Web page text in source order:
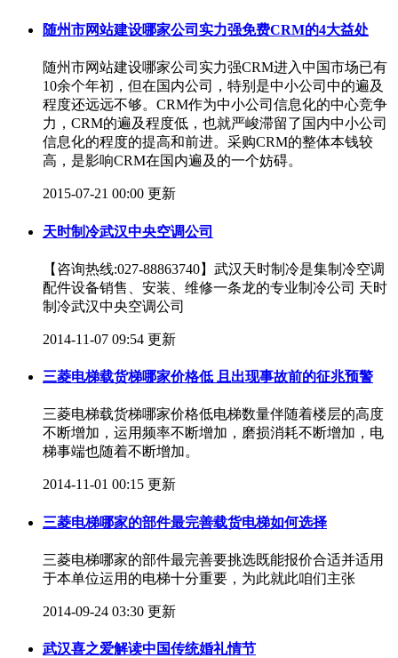
随州市网站建设哪家公司实力强免费CRM的4大益处
随州市网站建设哪家公司实力强CRM进入中国市场已有
10余个年初，但在国内公司，特别是中小公司中的遍及
程度还远远不够。CRM作为中小公司信息化的中心竞争
力，CRM的遍及程度低，也就严峻滞留了国内中小公司
信息化的程度的提高和前进。采购CRM的整体本钱较
高，是影响CRM在国内遍及的一个妨碍。
2015-07-21 00:00 更新
天时制冷武汉中央空调公司
【咨询热线:027-88863740】武汉天时制冷是集制冷空调
配件设备销售、安装、维修一条龙的专业制冷公司 天时
制冷武汉中央空调公司
2014-11-07 09:54 更新
三菱电梯载货梯哪家价格低 且出现事故前的征兆预警
三菱电梯载货梯哪家价格低电梯数量伴随着楼层的高度
不断增加，运用频率不断增加，磨损消耗不断增加，电
梯事端也随着不断增加。
2014-11-01 00:15 更新
三菱电梯哪家的部件最完善载货电梯如何选择
三菱电梯哪家的部件最完善要挑选既能报价合适并适用
于本单位运用的电梯十分重要，为此就此咱们主张
2014-09-24 03:30 更新
武汉喜之爱解读中国传统婚礼情节